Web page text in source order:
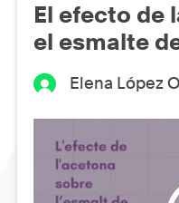
El efecto de
el esmalte
Elena López